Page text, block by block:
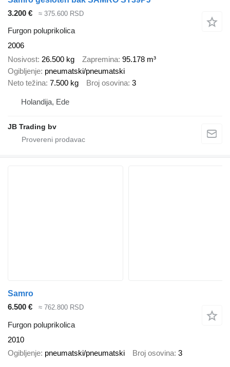
3.200 €
≈ 375.600 RSD
Furgon poluprikolica
2006
Nosivost 26.500 kg Zapremina 95.178 m³
Ogibljenje pneumatski/pneumatski
Neto težina 7.500 kg Broj osovina 3
Holandija, Ede
JB Trading bv
Samro
6.500 €
≈ 762.800 RSD
Furgon poluprikolica
2010
Ogibljenje pneumatski/pneumatski Broj osovina 3